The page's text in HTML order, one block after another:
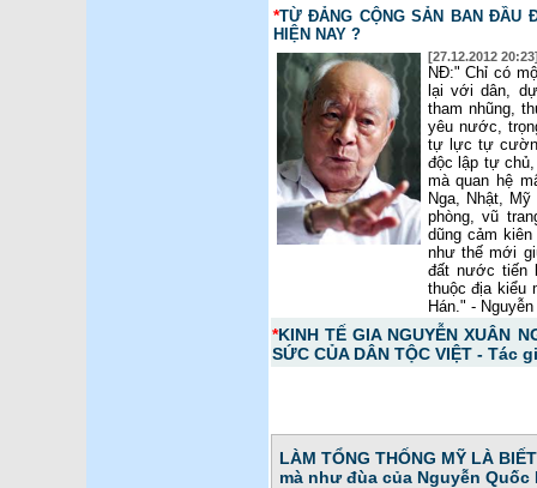
*TỪ ĐẢNG CỘNG SẢN BAN ĐẦU
HIỆN NAY ?
[27.12.2012
NĐ:" Chỉ có
lại với dân,
tham nhũng,
yêu nước,
tự lực tự
độc lập tự
mà quan hệ
Nga, Nhật,
phòng, vũ
dũng cảm
như thế mới
đất nước tiến
thuộc địa kiểu
Hán." -
*KINH TẾ GIA NGUYỄN XUÂN
SỨC CỦA DÂN TỘC VIỆT - Tác
LÀM TỔNG THỐNG MỸ LÀ
mà như đùa của Nguyễn Quốc